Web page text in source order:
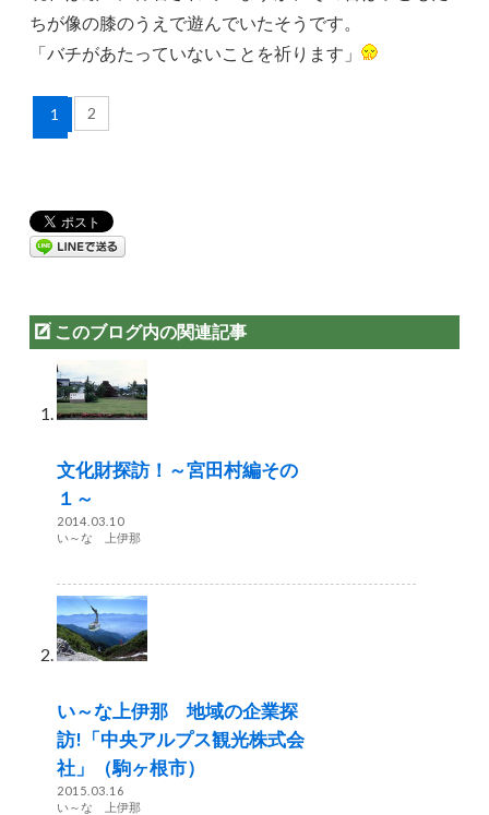
ちが像の膝のうえで遊んでいたそうです。
「バチがあたっていないことを祈ります」
1 2
このブログ内の関連記事
文化財探訪！～宮田村編その
１～
2014.03.10
い～な 上伊那
い～な上伊那 地域の企業探
訪!「中央アルプス観光株式会
社」（駒ヶ根市）
2015.03.16
い～な 上伊那